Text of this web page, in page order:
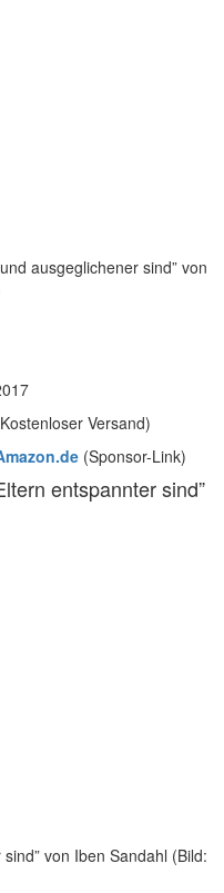
ausgeglichener sind” von
Versand)
(Sponsor-Link)
entspannter sind”
von Iben Sandahl (Bild: